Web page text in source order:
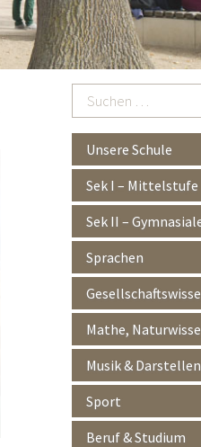
Suchen
…
Unsere Schule
Sek I – Mittelstufe
Sek II –
Sprachen
Mathe,
Musik &
Sport
Beruf & Studium